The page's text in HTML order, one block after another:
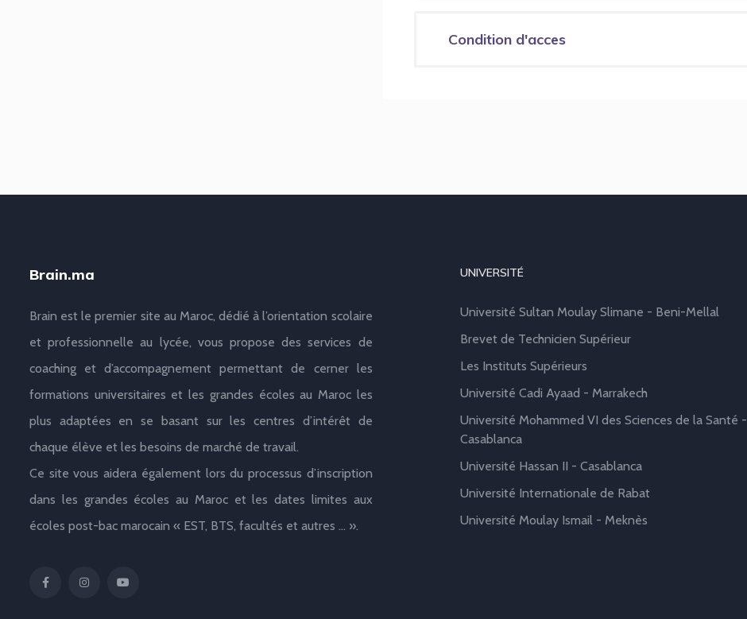
Condition d'acces
Brain.ma
Brain est le premier site au Maroc, dédié à l’orientation scolaire
et professionnelle au lycée, vous propose des services de
coaching et d’accompagnement permettant de cerner les
formations universitaires et les grandes écoles au Maroc les
plus adaptées en se basant sur les centres d’intérêt de
chaque élève et les besoins de marché de travail.
Ce site vous aidera également lors du processus d’inscription
dans les grandes écoles au Maroc et les dates limites aux
écoles post-bac marocain « EST, BTS, facultés et autres … ».
UNIVERSITÉ
Université Sultan Moulay Slimane - Beni-Mellal
Brevet de Technicien Supérieur
Les Instituts Supérieurs
Université Cadi Ayaad - Marrakech
Université Mohammed VI des Sciences de la Santé -
Casablanca
Université Hassan II - Casablanca
Université Internationale de Rabat
Université Moulay Ismail - Meknès